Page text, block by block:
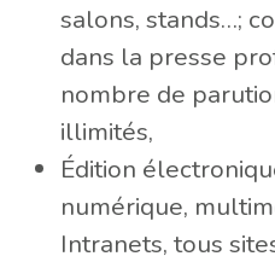
salons, stands…;
dans la presse
nombre de
illimités,
Édition
numérique,
Intranets, tous